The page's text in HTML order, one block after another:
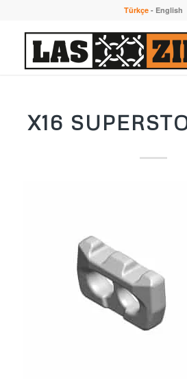
Türkçe- English
X16